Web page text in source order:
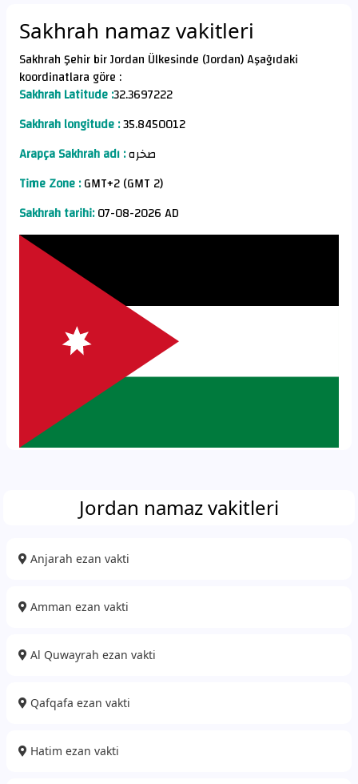
Sakhrah namaz vakitleri
Sakhrah Şehir bir Jordan Ülkesinde (Jordan) Aşağıdaki
koordinatlara göre :
Sakhrah Latitude :32.3697222
Sakhrah longitude :35.8450012
Arapça Sakhrah adı :صخره
Time Zone :GMT+2 (GMT 2)
Sakhrah tarihi:07-08-2026 AD
Jordan namaz vakitleri
Anjarah ezan vakti
Amman ezan vakti
Al Quwayrah ezan vakti
Qafqafa ezan vakti
Hatim ezan vakti